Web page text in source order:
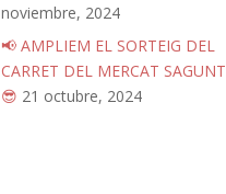
noviembre, 2024
📢 AMPLIEM EL SORTEIG DEL
CARRET DEL MERCAT SAGUNT
😎 21 octubre, 2024